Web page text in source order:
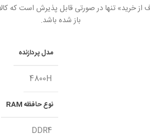
از خرید» تنها در صورتی قابل پذیرش است که
باز شده باشد.
مدل پردازنده
4800H
نوع حافظه RAM
DDR4